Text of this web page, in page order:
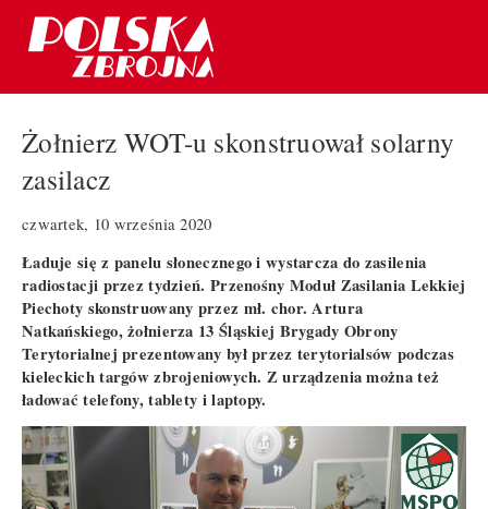
Żołnierz WOT-u skonstruował solarny
zasilacz
czwartek, 10 września 2020
Ładuje się z panelu słonecznego i wystarcza do zasilenia
radiostacji przez tydzień. Przenośny Moduł Zasilania Lekkiej
Piechoty skonstruowany przez mł. chor. Artura
Natkańskiego, żołnierza 13 Śląskiej Brygady Obrony
Terytorialnej prezentowany był przez terytorialsów podczas
kieleckich targów zbrojeniowych. Z urządzenia można też
ładować telefony, tablety i laptopy.